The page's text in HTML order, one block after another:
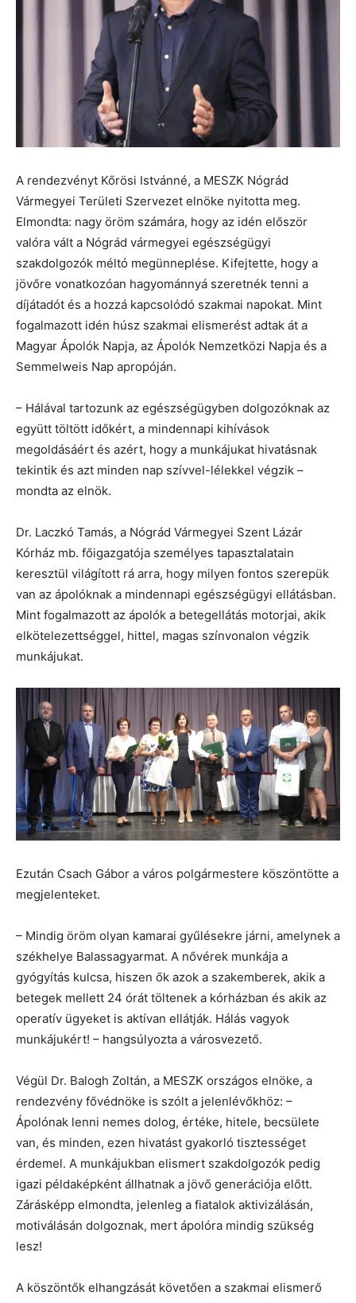
A rendezvényt Kőrösi Istvánné, a MESZK Nógrád
Vármegyei Területi Szervezet elnöke nyitotta meg.
Elmondta: nagy öröm számára, hogy az idén először
valóra vált a Nógrád vármegyei egészségügyi
szakdolgozók méltó megünneplése. Kifejtette, hogy a
jövőre vonatkozóan hagyománnyá szeretnék tenni a
díjátadót és a hozzá kapcsolódó szakmai napokat. Mint
fogalmazott idén húsz szakmai elismerést adtak át a
Magyar Ápolók Napja, az Ápolók Nemzetközi Napja és a
Semmelweis Nap apropóján.
– Hálával tartozunk az egészségügyben dolgozóknak az
együtt töltött időkért, a mindennapi kihívások
megoldásáért és azért, hogy a munkájukat hivatásnak
tekintik és azt minden nap szívvel-lélekkel végzik –
mondta az elnök.
Dr. Laczkó Tamás, a Nógrád Vármegyei Szent Lázár
Kórház mb. főigazgatója személyes tapasztalatain
keresztül világított rá arra, hogy milyen fontos szerepük
van az ápolóknak a mindennapi egészségügyi ellátásban.
Mint fogalmazott az ápolók a betegellátás motorjai, akik
elkötelezettséggel, hittel, magas színvonalon végzik
munkájukat.
Ezután Csach Gábor a város polgármestere köszöntötte a
megjelenteket.
– Mindig öröm olyan kamarai gyűlésekre járni, amelynek a
székhelye Balassagyarmat. A nővérek munkája a
gyógyítás kulcsa, hiszen ők azok a szakemberek, akik a
betegek mellett 24 órát töltenek a kórházban és akik az
operatív ügyeket is aktívan ellátják. Hálás vagyok
munkájukért! – hangsúlyozta a városvezető.
Végül Dr. Balogh Zoltán, a MESZK országos elnöke, a
rendezvény fővédnöke is szólt a jelenlévőkhöz: –
Ápolónak lenni nemes dolog, értéke, hitele, becsülete
van, és minden, ezen hivatást gyakorló tisztességet
érdemel. A munkájukban elismert szakdolgozók pedig
igazi példaképként állhatnak a jövő generációja előtt.
Zárásképp elmondta, jelenleg a fiatalok aktivizálásán,
motiválásán dolgoznak, mert ápolóra mindig szükség
lesz!
A köszöntők elhangzását követően a szakmai elismerő